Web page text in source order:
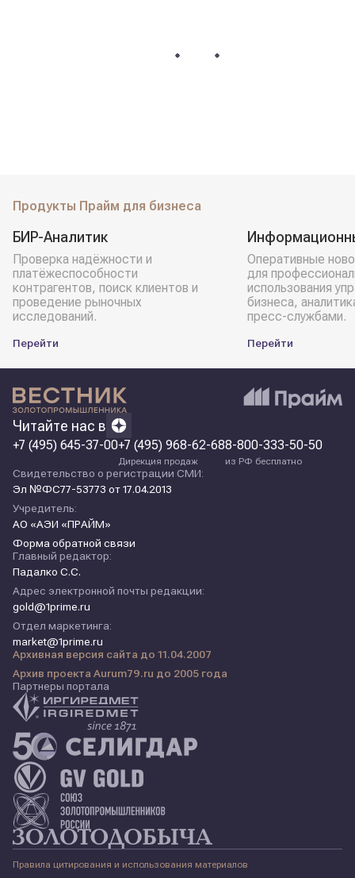
Продукты Прайм для бизнеса
БИР-Аналитик
Проверка надёжности и
платёжеспособности
контрагентов, поиск клиентов и
проведение рыночных
исследований.
Перейти
Оперативные
для
использования
бизнеса,
пресс-службами.
Перейти
Читайте нас в
+7 (495) 645-37-00+7 (495) 968-62-68
Дирекция продаж
8-800-333-50-50
из РФ бесплатно
Свидетельство о регистрации СМИ:
Эл №ФС77-53773 от 17.04.2013
Учредитель:
АО «АЭИ «ПРАЙМ»
Форма обратной связи
Главный редактор:
Падалко С.С.
Адрес электронной почты редакции:
gold@1prime.ru
Отдел маркетинга:
market@1prime.ru
Архивная версия сайта до 11.04.2007
Архив проекта Aurum79.ru до 2005 года
Партнеры портала
Правила цитирования и использования материалов